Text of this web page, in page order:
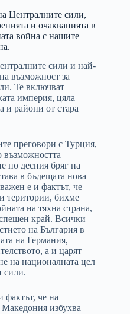
Централните сили,
и очакванията в
война с нашите
сили и най-
възможност за
Те включват
империя, цяла
райони от стара
преговори с Турция,
възможността
по десния бряг на
в бъдещата нова
е и фактът, че
територии, бихме
на тяхна страна,
край. Всички
на България в
на Германия,
а и царят
на националната цел
сили.
фактът, че на
избухва